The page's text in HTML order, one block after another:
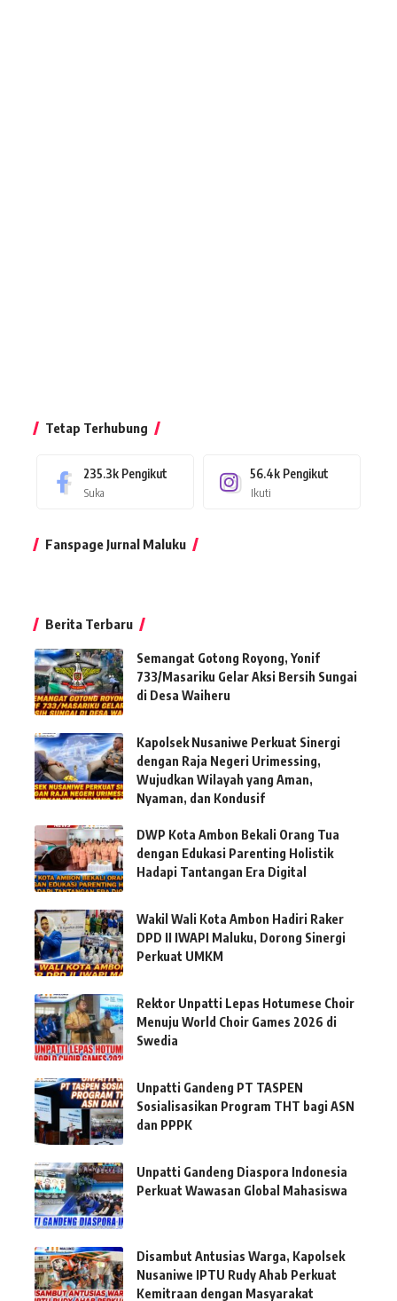
Tetap Terhubung
235.3k Pengikut
Suka
56.4k Pengikut
Ikuti
Fanspage Jurnal Maluku
Berita Terbaru
Semangat Gotong Royong, Yonif
733/Masariku Gelar Aksi Bersih Sungai
di Desa Waiheru
Kapolsek Nusaniwe Perkuat Sinergi
dengan Raja Negeri Urimessing,
Wujudkan Wilayah yang Aman,
Nyaman, dan Kondusif
DWP Kota Ambon Bekali Orang Tua
dengan Edukasi Parenting Holistik
Hadapi Tantangan Era Digital
Wakil Wali Kota Ambon Hadiri Raker
DPD II IWAPI Maluku, Dorong Sinergi
Perkuat UMKM
Rektor Unpatti Lepas Hotumese Choir
Menuju World Choir Games 2026 di
Swedia
Unpatti Gandeng PT TASPEN
Sosialisasikan Program THT bagi ASN
dan PPPK
Unpatti Gandeng Diaspora Indonesia
Perkuat Wawasan Global Mahasiswa
Disambut Antusias Warga, Kapolsek
Nusaniwe IPTU Rudy Ahab Perkuat
Kemitraan dengan Masyarakat